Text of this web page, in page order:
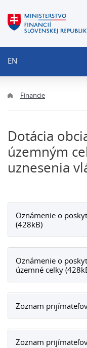
EN
Financie
Dotácia
územným
uznesenia
Oznámenie o
(428kB)
Oznámenie o
územné celky
Zoznam
Zoznam